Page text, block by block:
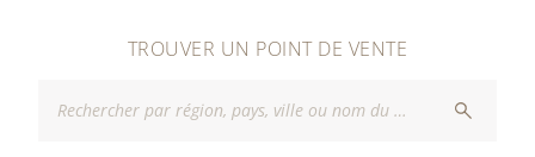
TROUVER UN POINT DE VENTE